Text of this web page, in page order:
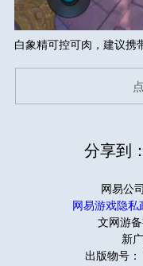
白象精可控可肉，建议携
分享到：
网易公
网易游戏隐
文网游
新
出版物号